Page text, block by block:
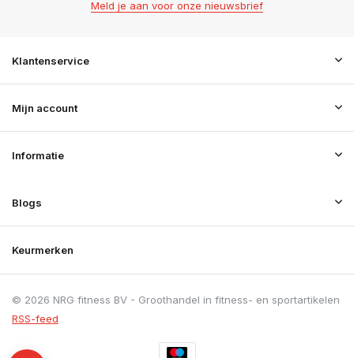
Meld je aan voor onze nieuwsbrief
Klantenservice
Mijn account
Informatie
Blogs
Keurmerken
© 2026 NRG fitness BV - Groothandel in fitness- en sportartikelen
RSS-feed